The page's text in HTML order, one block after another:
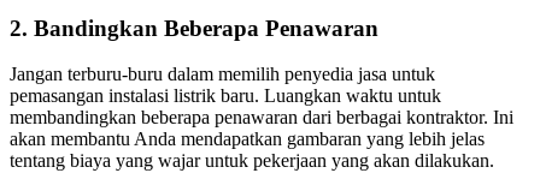
2. Bandingkan Beberapa Penawaran
Jangan terburu-buru dalam memilih penyedia jasa untuk
pemasangan instalasi listrik baru. Luangkan waktu untuk
membandingkan beberapa penawaran dari berbagai kontraktor. Ini
akan membantu Anda mendapatkan gambaran yang lebih jelas
tentang biaya yang wajar untuk pekerjaan yang akan dilakukan.